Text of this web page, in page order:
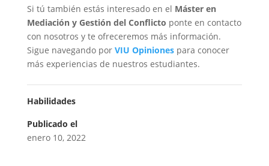
Si tú también estás interesado en el Máster en
Mediación y Gestión del Conflicto ponte en contacto
con nosotros y te ofreceremos más información.
Sigue navegando por VIU Opinionespara conocer
más experiencias de nuestros estudiantes.
Habilidades
Publicado el
enero 10, 2022